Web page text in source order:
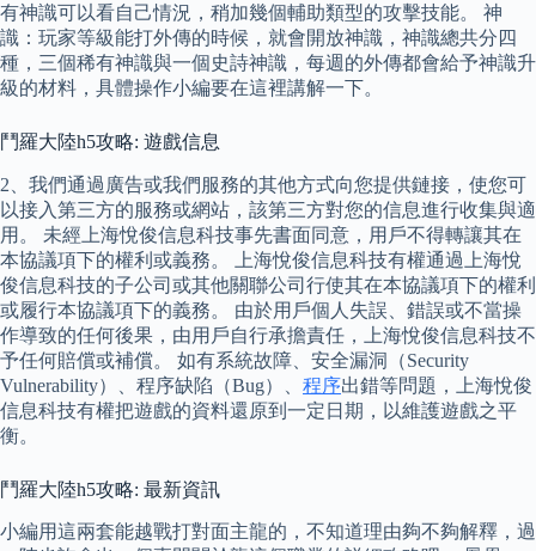
有神識可以看自己情況，稍加幾個輔助類型的攻擊技能。 神
識：玩家等級能打外傳的時候，就會開放神識，神識總共分四
種，三個稀有神識與一個史詩神識，每週的外傳都會給予神識升
級的材料，具體操作小編要在這裡講解一下。
鬥羅大陸h5攻略: 遊戲信息
2、我們通過廣告或我們服務的其他方式向您提供鏈接，使您可
以接入第三方的服務或網站，該第三方對您的信息進行收集與適
用。 未經上海悅俊信息科技事先書面同意，用戶不得轉讓其在
本協議項下的權利或義務。 上海悅俊信息科技有權通過上海悅
俊信息科技的子公司或其他關聯公司行使其在本協議項下的權利
或履行本協議項下的義務。 由於用戶個人失誤、錯誤或不當操
作導致的任何後果，由用戶自行承擔責任，上海悅俊信息科技不
予任何賠償或補償。 如有系統故障、安全漏洞（Security
Vulnerability）、程序缺陷（Bug）、 程序出錯等問題，上海悅俊
信息科技有權把遊戲的資料還原到一定日期，以維護遊戲之平
衡。
鬥羅大陸h5攻略: 最新資訊
小編用這兩套能越戰打對面主龍的，不知道理由夠不夠解釋，過